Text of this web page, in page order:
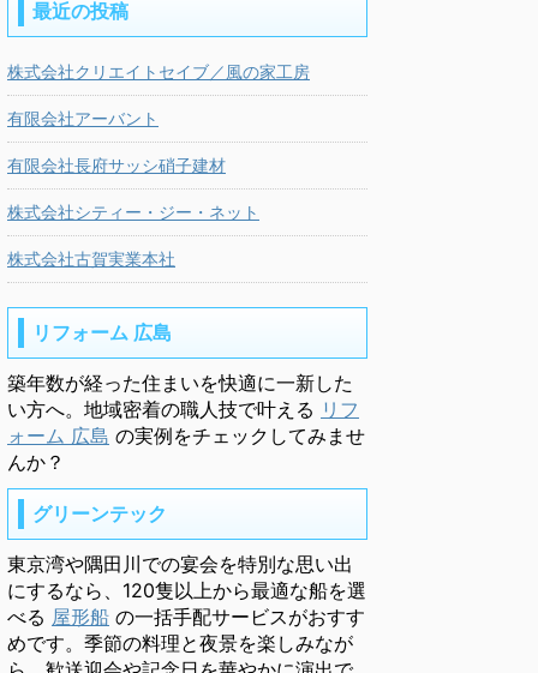
最近の投稿
株式会社クリエイトセイブ／風の家工房
有限会社アーバント
有限会社長府サッシ硝子建材
株式会社シティー・ジー・ネット
株式会社古賀実業本社
リフォーム 広島
築年数が経った住まいを快適に一新した
い方へ。地域密着の職人技で叶える リフ
ォーム 広島 の実例をチェックしてみませ
んか？
グリーンテック
東京湾や隅田川での宴会を特別な思い出
にするなら、120隻以上から最適な船を選
べる 屋形船 の一括手配サービスがおすす
めです。季節の料理と夜景を楽しみなが